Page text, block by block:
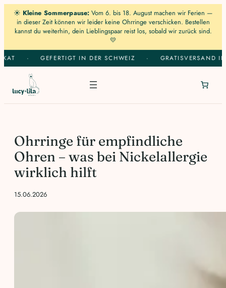
☀️ Kleine Sommerpause: Vom 6. bis 18. August machen wir Ferien —
in dieser Zeit können wir leider keine Ohrringe verschicken. Bestellen
kannst du weiterhin, dein Lieblingspaar reist los, sobald wir zurück sind.
💛
Zum
Inhalt
springen
· GEFERTIGT IN DER SCHWEIZ · GRATISVERSAND IN
Ohrringe für empfindliche
Ohren – was bei Nickelallergie
wirklich hilft
15.06.2026